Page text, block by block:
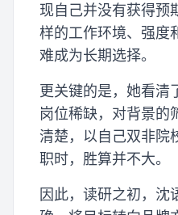
现自己并没有获得预
样的工作环境、强度
难成为长期选择。
更关键的是，她看清
岗位稀缺，对背景的
清楚，以自己双非院
职时，胜算并不大。
因此，读研之初，沈